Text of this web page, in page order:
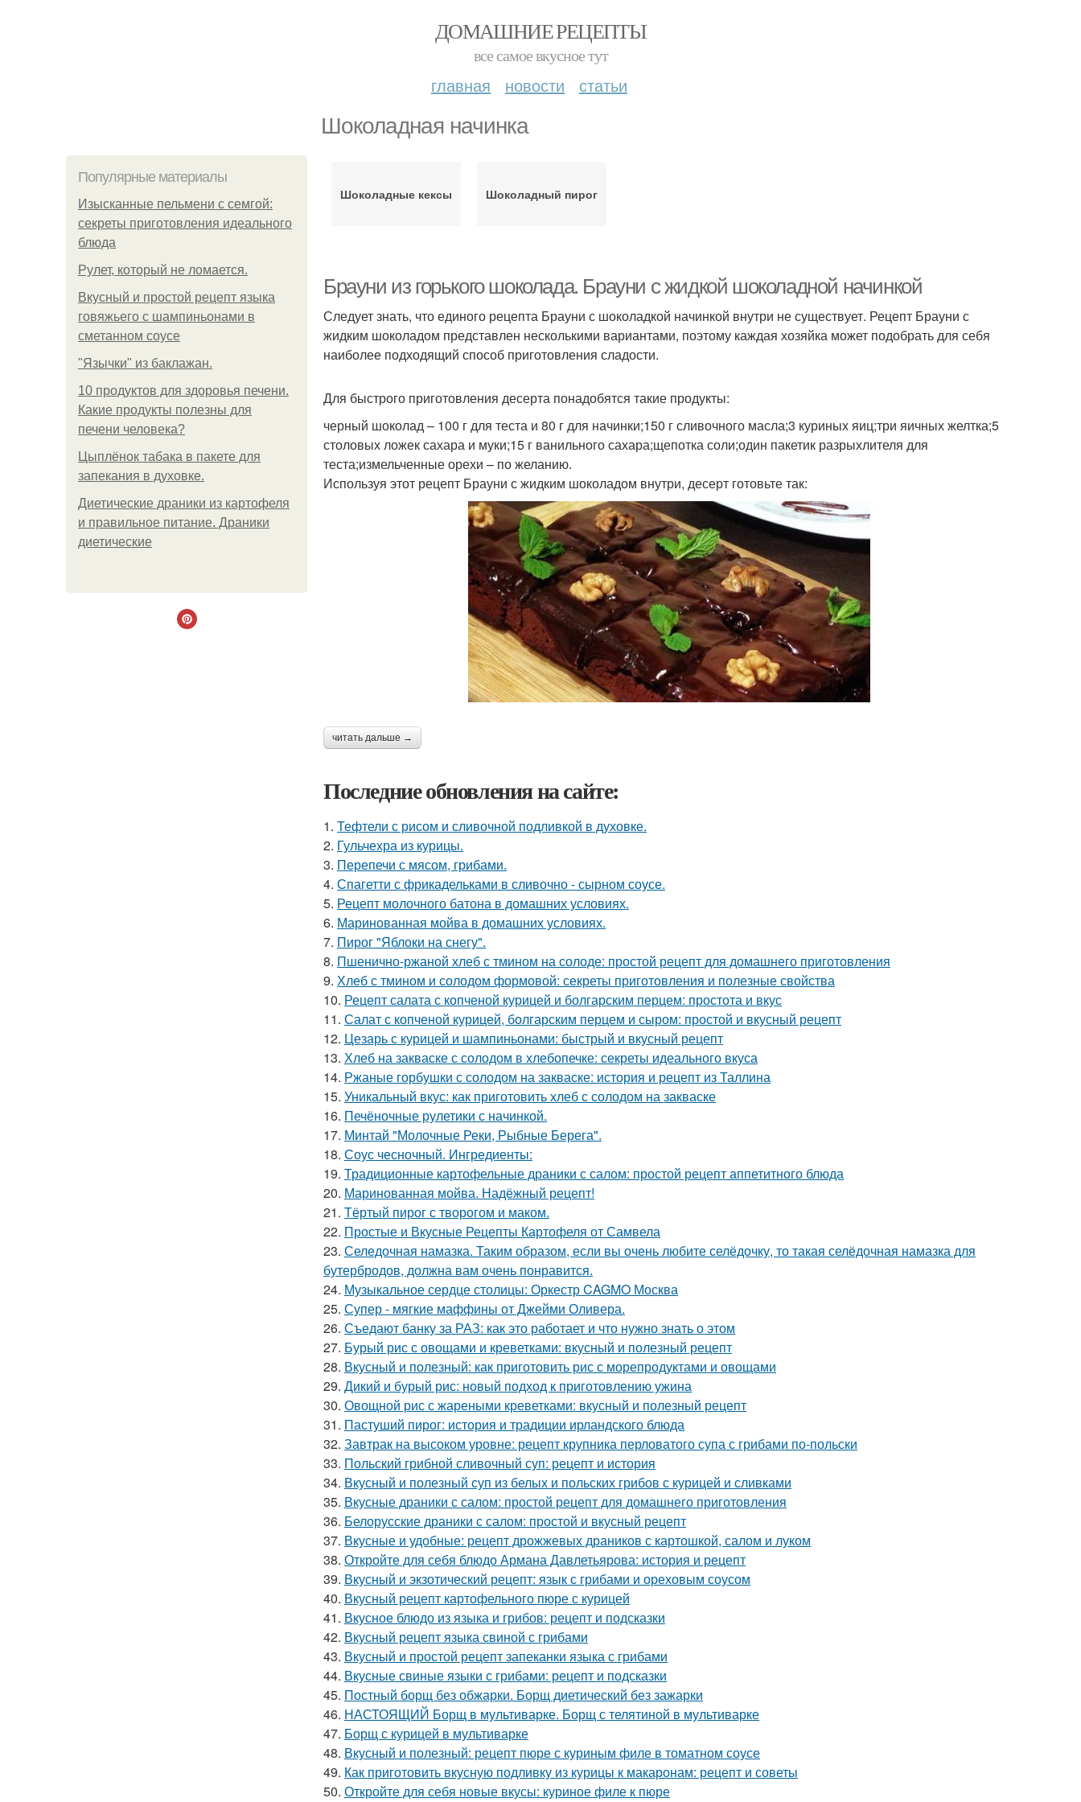
ДОМАШНИЕ РЕЦЕПТЫ
все самое вкусное тут
главная новости статьи
Шоколадная начинка
Популярные материалы
Изысканные пельмени с семгой:
секреты приготовления идеального
блюда
Рулет, который не ломается.
Вкусный и простой рецепт языка
говяжьего с шампиньонами в
сметанном соусе
"Язычки" из баклажан.
10 продуктов для здоровья печени.
Какие продукты полезны для
печени человека?
Цыплёнок табака в пакете для
запекания в духовке.
Диетические драники из картофеля
и правильное питание. Драники
диетические
Шоколадные кексы Шоколадный пирог
Брауни из горького шоколада. Брауни с жидкой шоколадной начинкой
Следует знать, что единого рецепта Брауни с шоколадкой начинкой внутри не существует. Рецепт Брауни с
жидким шоколадом представлен несколькими вариантами, поэтому каждая хозяйка может подобрать для себя
наиболее подходящий способ приготовления сладости.
Для быстрого приготовления десерта понадобятся такие продукты:
черный шоколад – 100 г для теста и 80 г для начинки;150 г сливочного масла;3 куриных яиц;три яичных желтка;5
столовых ложек сахара и муки;15 г ванильного сахара;щепотка соли;один пакетик разрыхлителя для
теста;измельченные орехи – по желанию.
Используя этот рецепт Брауни с жидким шоколадом внутри, десерт готовьте так:
читать дальше →
Последние обновления на сайте:
1. Тефтели с рисом и сливочной подливкой в духовке.
2. Гульчехра из курицы.
3. Перепечи с мясом, грибами.
4. Спагетти с фрикадельками в сливочно - сырном соусе.
5. Рецепт молочного батона в домашних условиях.
6. Маринованная мойва в домашних условиях.
7. Пирог "Яблоки на снегу".
8. Пшенично-ржаной хлеб с тмином на солоде: простой рецепт для домашнего приготовления
9. Хлеб с тмином и солодом формовой: секреты приготовления и полезные свойства
10. Рецепт салата с копченой курицей и болгарским перцем: простота и вкус
11. Салат с копченой курицей, болгарским перцем и сыром: простой и вкусный рецепт
12. Цезарь с курицей и шампиньонами: быстрый и вкусный рецепт
13. Хлеб на закваске с солодом в хлебопечке: секреты идеального вкуса
14. Ржаные горбушки с солодом на закваске: история и рецепт из Таллина
15. Уникальный вкус: как приготовить хлеб с солодом на закваске
16. Печёночные рулетики с начинкой.
17. Минтай "Молочные Реки, Рыбные Берега".
18. Соус чесночный. Ингредиенты:
19. Традиционные картофельные драники с салом: простой рецепт аппетитного блюда
20. Маринованная мойва. Надёжный рецепт!
21. Тёртый пирог с творогом и маком.
22. Простые и Вкусные Рецепты Картофеля от Самвела
23. Селедочная намазка. Таким образом, если вы очень любите селёдочку, то такая селёдочная намазка для
бутербродов, должна вам очень понравится.
24. Музыкальное сердце столицы: Оркестр CAGMO Москва
25. Супер - мягкие маффины от Джейми Оливера.
26. Съедают банку за РАЗ: как это работает и что нужно знать о этом
27. Бурый рис с овощами и креветками: вкусный и полезный рецепт
28. Вкусный и полезный: как приготовить рис с морепродуктами и овощами
29. Дикий и бурый рис: новый подход к приготовлению ужина
30. Овощной рис с жареными креветками: вкусный и полезный рецепт
31. Пастуший пирог: история и традиции ирландского блюда
32. Завтрак на высоком уровне: рецепт крупника перловатого супа с грибами по-польски
33. Польский грибной сливочный суп: рецепт и история
34. Вкусный и полезный суп из белых и польских грибов с курицей и сливками
35. Вкусные драники с салом: простой рецепт для домашнего приготовления
36. Белорусские драники с салом: простой и вкусный рецепт
37. Вкусные и удобные: рецепт дрожжевых драников с картошкой, салом и луком
38. Откройте для себя блюдо Армана Давлетьярова: история и рецепт
39. Вкусный и экзотический рецепт: язык с грибами и ореховым соусом
40. Вкусный рецепт картофельного пюре с курицей
41. Вкусное блюдо из языка и грибов: рецепт и подсказки
42. Вкусный рецепт языка свиной с грибами
43. Вкусный и простой рецепт запеканки языка с грибами
44. Вкусные свиные языки с грибами: рецепт и подсказки
45. Постный борщ без обжарки. Борщ диетический без зажарки
46. НАСТОЯЩИЙ Борщ в мультиварке. Борщ с телятиной в мультиварке
47. Борщ с курицей в мультиварке
48. Вкусный и полезный: рецепт пюре с куриным филе в томатном соусе
49. Как приготовить вкусную подливку из курицы к макаронам: рецепт и советы
50. Откройте для себя новые вкусы: куриное филе к пюре